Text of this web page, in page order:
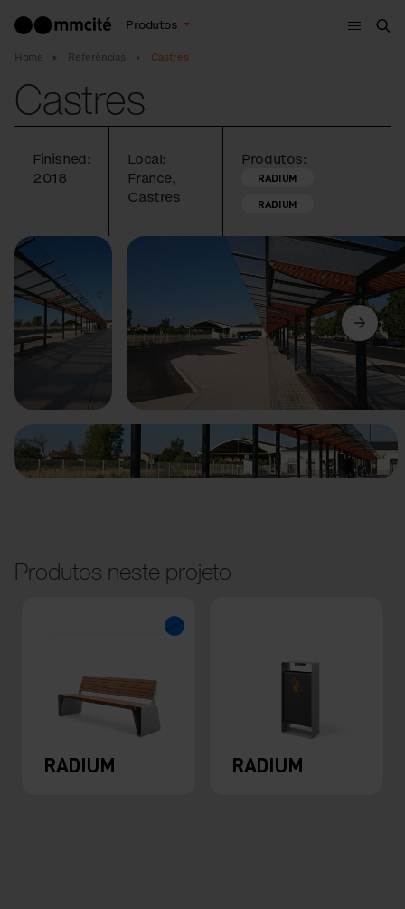
Produtos
Menu
Home Referências Castres
Castres
Finished:
2018
Local:
France,
Castres
Produtos:
RADIUM
RADIUM
Seguinte
Produtos neste projeto
RADIUM RADIUM